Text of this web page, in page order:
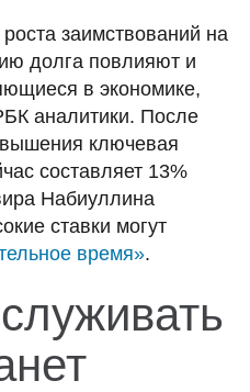
заимствований на
долга повлияют и
в экономике,
аналитики. После
ключевая
составляет 13%
Набиуллина
ставки могут
время».